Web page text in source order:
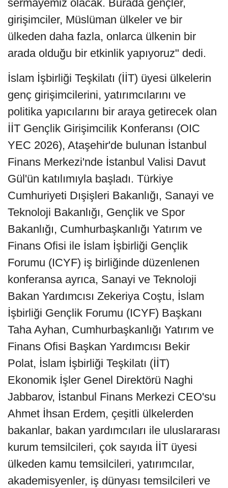
sermayemiz olacak. Burada gençler,
girişimciler, Müslüman ülkeler ve bir
ülkeden daha fazla, onlarca ülkenin bir
arada olduğu bir etkinlik yapıyoruz" dedi.
İslam İşbirliği Teşkilatı (İİT) üyesi ülkelerin
genç girişimcilerini, yatırımcılarını ve
politika yapıcılarını bir araya getirecek olan
İİT Gençlik Girişimcilik Konferansı (OIC
YEC 2026), Ataşehir'de bulunan İstanbul
Finans Merkezi'nde İstanbul Valisi Davut
Gül'ün katılımıyla başladı. Türkiye
Cumhuriyeti Dışişleri Bakanlığı, Sanayi ve
Teknoloji Bakanlığı, Gençlik ve Spor
Bakanlığı, Cumhurbaşkanlığı Yatırım ve
Finans Ofisi ile İslam İşbirliği Gençlik
Forumu (ICYF) iş birliğinde düzenlenen
konferansa ayrıca, Sanayi ve Teknoloji
Bakan Yardımcısı Zekeriya Coştu, İslam
İşbirliği Gençlik Forumu (ICYF) Başkanı
Taha Ayhan, Cumhurbaşkanlığı Yatırım ve
Finans Ofisi Başkan Yardımcısı Bekir
Polat, İslam İşbirliği Teşkilatı (İİT)
Ekonomik İşler Genel Direktörü Naghi
Jabbarov, İstanbul Finans Merkezi CEO'su
Ahmet İhsan Erdem, çeşitli ülkelerden
bakanlar, bakan yardımcıları ile uluslararası
kurum temsilcileri, çok sayıda İİT üyesi
ülkeden kamu temsilcileri, yatırımcılar,
akademisyenler, iş dünyası temsilcileri ve